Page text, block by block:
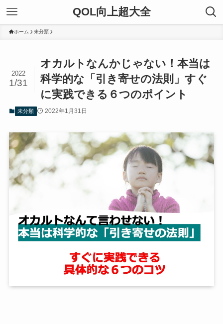
QOL向上超大全
ホーム 未分類
オカルトなんかじゃない！本当は
科学的な「引き寄せの法則」すぐ
に実践できる６つのポイント
2022
1/31
未分類 2022年1月31日